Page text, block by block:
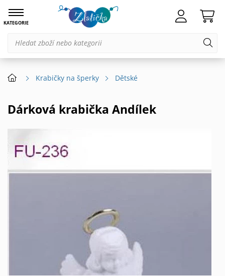
KATEGORIE
Krabičky na šperky Dětské
Dárková krabička Andílek